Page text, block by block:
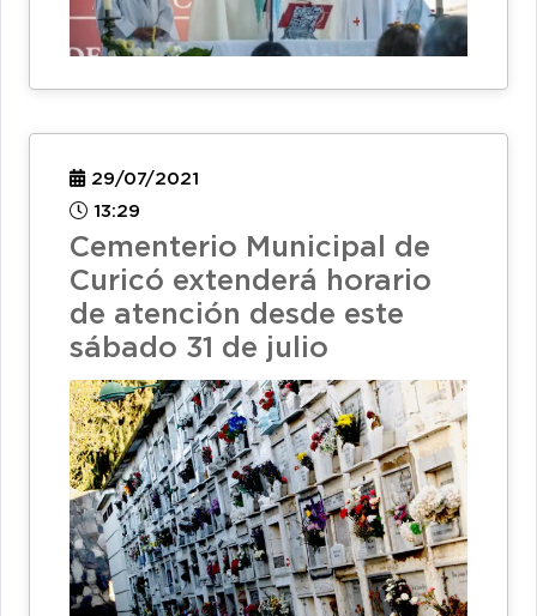
29/07/2021
13:29
Cementerio Municipal de
Curicó extenderá horario
de atención desde este
sábado 31 de julio